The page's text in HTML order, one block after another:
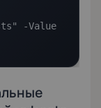
-Value